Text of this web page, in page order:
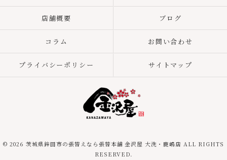
店舗概要 ブログ
コラム お問い合わせ
プライバシーポリシー サイトマップ
© 2026 茨城県鉾田市の張替えなら張替本舗 金沢屋 大洗・鹿嶋店 ALL RIGHTS
RESERVED.